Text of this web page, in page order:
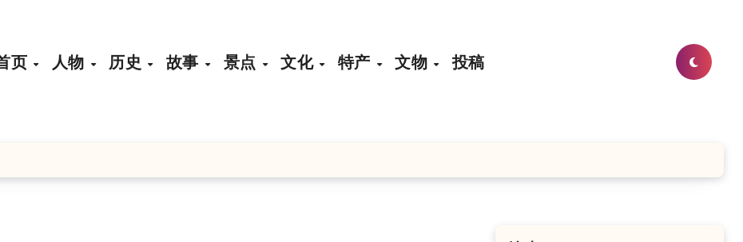
页 人物 历史 故事 景点 文化 特产 文物 投稿